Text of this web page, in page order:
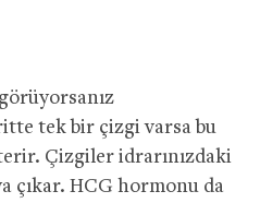
tek bir çizgi varsa bu
Çizgiler idrarınızdaki
çıkar. HCG hormonu da